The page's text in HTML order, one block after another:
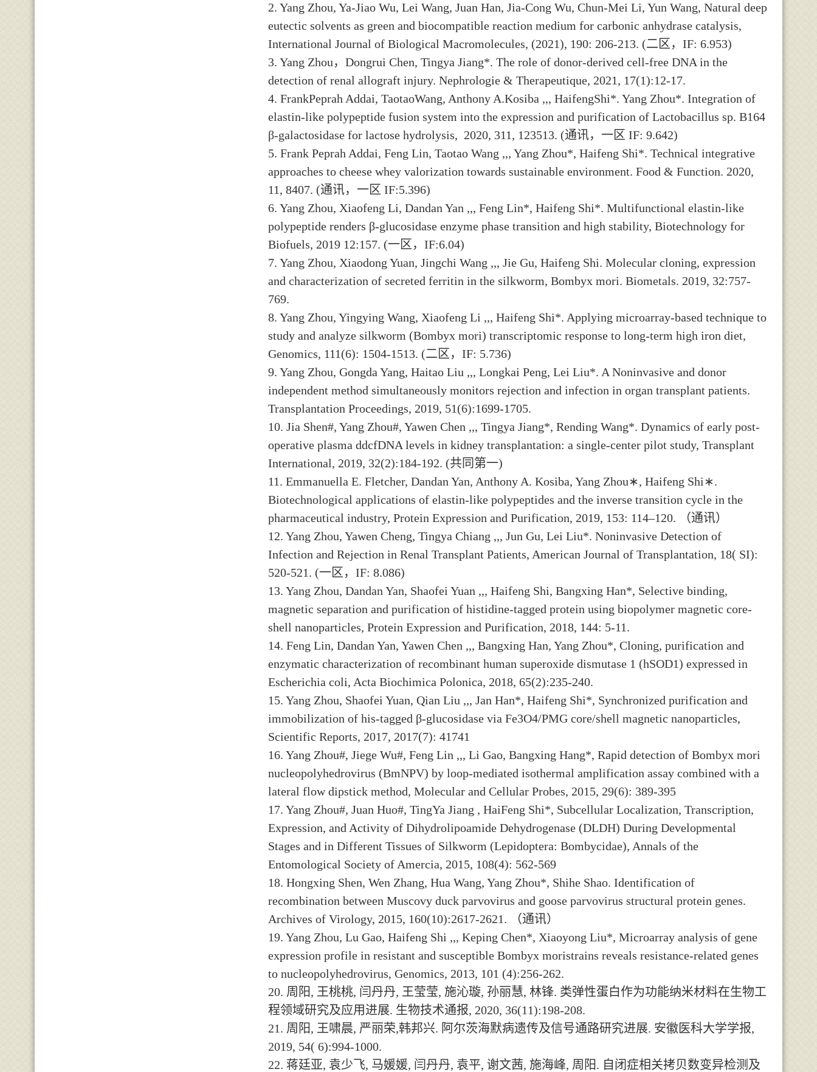
2. Yang Zhou, Ya-Jiao Wu, Lei Wang, Juan Han, Jia-Cong Wu, Chun-Mei Li, Yun Wang, Natural deep
eutectic solvents as green and biocompatible reaction medium for carbonic anhydrase catalysis,
International Journal of Biological Macromolecules, (2021), 190: 206-213. (二区， IF: 6.953)
3. Yang Zhou， Dongrui Chen, Tingya Jiang*. The role of donor-derived cell-free DNA in the
detection of renal allograft injury. Nephrologie & Therapeutique, 2021, 17(1):12-17.
4. FrankPeprah Addai, TaotaoWang, Anthony A.Kosiba ,,, HaifengShi*. Yang Zhou*. Integration of
elastin-like polypeptide fusion system into the expression and purification of Lactobacillus sp. B164
β-galactosidase for lactose hydrolysis, 2020, 311, 123513. (通讯，一区 IF: 9.642)
5. Frank Peprah Addai, Feng Lin, Taotao Wang ,,, Yang Zhou*, Haifeng Shi*. Technical integrative
approaches to cheese whey valorization towards sustainable environment. Food & Function. 2020,
11, 8407. (通讯，一区 IF:5.396)
6. Yang Zhou, Xiaofeng Li, Dandan Yan ,,, Feng Lin*, Haifeng Shi*. Multifunctional elastin‑like
polypeptide renders β‑glucosidase enzyme phase transition and high stability, Biotechnology for
Biofuels, 2019 12:157. (一区， IF:6.04)
7. Yang Zhou, Xiaodong Yuan, Jingchi Wang ,,, Jie Gu, Haifeng Shi. Molecular cloning, expression
and characterization of secreted ferritin in the silkworm, Bombyx mori. Biometals. 2019, 32:757-
769.
8. Yang Zhou, Yingying Wang, Xiaofeng Li ,,, Haifeng Shi*. Applying microarray-based technique to
study and analyze silkworm (Bombyx mori) transcriptomic response to long-term high iron diet,
Genomics, 111(6): 1504-1513. (二区， IF: 5.736)
9. Yang Zhou, Gongda Yang, Haitao Liu ,,, Longkai Peng, Lei Liu*. A Noninvasive and donor
independent method simultaneously monitors rejection and infection in organ transplant patients.
Transplantation Proceedings, 2019, 51(6):1699-1705.
10. Jia Shen#, Yang Zhou#, Yawen Chen ,,, Tingya Jiang*, Rending Wang*. Dynamics of early post-
operative plasma ddcfDNA levels in kidney transplantation: a single-center pilot study, Transplant
International, 2019, 32(2):184-192. (共同第一)
11. Emmanuella E. Fletcher, Dandan Yan, Anthony A. Kosiba, Yang Zhou∗, Haifeng Shi∗.
Biotechnological applications of elastin-like polypeptides and the inverse transition cycle in the
pharmaceutical industry, Protein Expression and Purification, 2019, 153: 114–120. （通讯）
12. Yang Zhou, Yawen Cheng, Tingya Chiang ,,, Jun Gu, Lei Liu*. Noninvasive Detection of
Infection and Rejection in Renal Transplant Patients, American Journal of Transplantation, 18( SI):
520-521. (一区， IF: 8.086)
13. Yang Zhou, Dandan Yan, Shaofei Yuan ,,, Haifeng Shi, Bangxing Han*, Selective binding,
magnetic separation and purification of histidine-tagged protein using biopolymer magnetic core-
shell nanoparticles, Protein Expression and Purification, 2018, 144: 5-11.
14. Feng Lin, Dandan Yan, Yawen Chen ,,, Bangxing Han, Yang Zhou*, Cloning, purification and
enzymatic characterization of recombinant human superoxide dismutase 1 (hSOD1) expressed in
Escherichia coli, Acta Biochimica Polonica, 2018, 65(2):235-240.
15. Yang Zhou, Shaofei Yuan, Qian Liu ,,, Jan Han*, Haifeng Shi*, Synchronized purification and
immobilization of his-tagged β-glucosidase via Fe3O4/PMG core/shell magnetic nanoparticles,
Scientific Reports, 2017, 2017(7): 41741
16. Yang Zhou#, Jiege Wu#, Feng Lin ,,, Li Gao, Bangxing Hang*, Rapid detection of Bombyx mori
nucleopolyhedrovirus (BmNPV) by loop-mediated isothermal amplification assay combined with a
lateral flow dipstick method, Molecular and Cellular Probes, 2015, 29(6): 389-395
17. Yang Zhou#, Juan Huo#, TingYa Jiang , HaiFeng Shi*, Subcellular Localization, Transcription,
Expression, and Activity of Dihydrolipoamide Dehydrogenase (DLDH) During Developmental
Stages and in Different Tissues of Silkworm (Lepidoptera: Bombycidae), Annals of the
Entomological Society of Amercia, 2015, 108(4): 562-569
18. Hongxing Shen, Wen Zhang, Hua Wang, Yang Zhou*, Shihe Shao. Identification of
recombination between Muscovy duck parvovirus and goose parvovirus structural protein genes.
Archives of Virology, 2015, 160(10):2617-2621.
（通讯）
19. Yang Zhou, Lu Gao, Haifeng Shi ,,, Keping Chen*, Xiaoyong Liu*, Microarray analysis of gene
expression profile in resistant and susceptible Bombyx moristrains reveals resistance-related genes
to nucleopolyhedrovirus, Genomics, 2013, 101 (4):256-262.
20. 周阳, 王桃桃, 闫丹丹, 王莹莹, 施沁璇, 孙丽慧, 林锋. 类弹性蛋白作为功能纳米材料在生物工
程领域研究及应用进展. 生物技术通报, 2020, 36(11):198-208.
21. 周阳, 王啸晨, 严丽荣,韩邦兴. 阿尔茨海默病遗传及信号通路研究进展. 安徽医科大学学报,
2019, 54( 6):994-1000.
22. 蒋廷亚, 袁少飞, 马媛媛, 闫丹丹, 袁平, 谢文茜, 施海峰, 周阳. 自闭症相关拷贝数变异检测及